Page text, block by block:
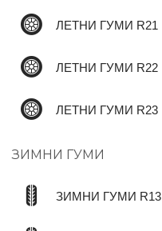
ЛЕТНИ ГУМИ R21
ЛЕТНИ ГУМИ R22
ЛЕТНИ ГУМИ R23
ЗИМНИ ГУМИ
ЗИМНИ ГУМИ R13